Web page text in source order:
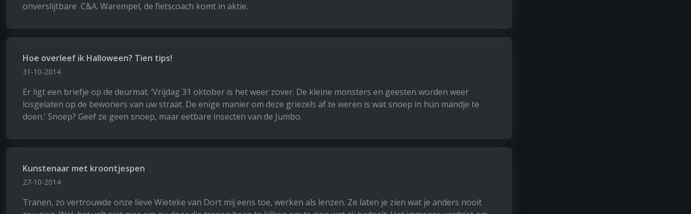
onverslijtbare C&A. Warempel, de fietscoach komt in aktie.
Hoe overleef ik Halloween? Tien tips!
31-10-2014
Er ligt een briefje op de deurmat. ‘Vrijdag 31 oktober is het weer zover. De kleine monsters en geesten worden weer
losgelaten op de bewoners van uw straat. De enige manier om deze griezels af te weren is wat snoep in hun mandje te
doen.' Snoep? Geef ze geen snoep, maar eetbare insecten van de Jumbo.
Kunstenaar met kroontjespen
27-10-2014
Tranen, zo vertrouwde onze lieve Wieteke van Dort mij eens toe, werken als lenzen. Ze laten je zien wat je anders nooit